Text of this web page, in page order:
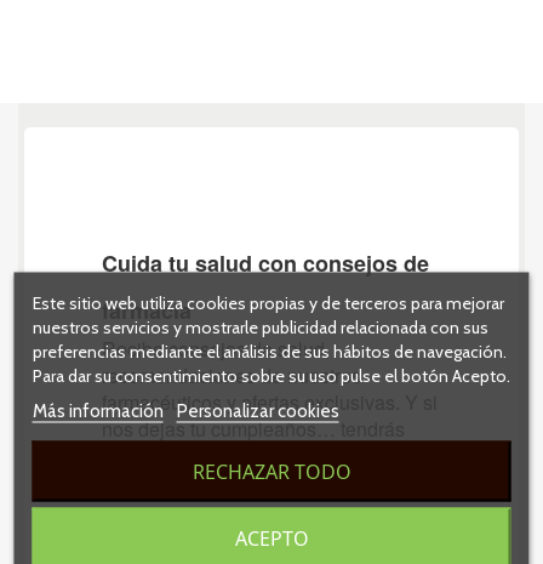
Este sitio web utiliza cookies propias y de terceros para mejorar
nuestros servicios y mostrarle publicidad relacionada con sus
preferencias mediante el análisis de sus hábitos de navegación.
Para dar su consentimiento sobre su uso pulse el botón Acepto.
Más información
Personalizar cookies
RECHAZAR TODO
ACEPTO